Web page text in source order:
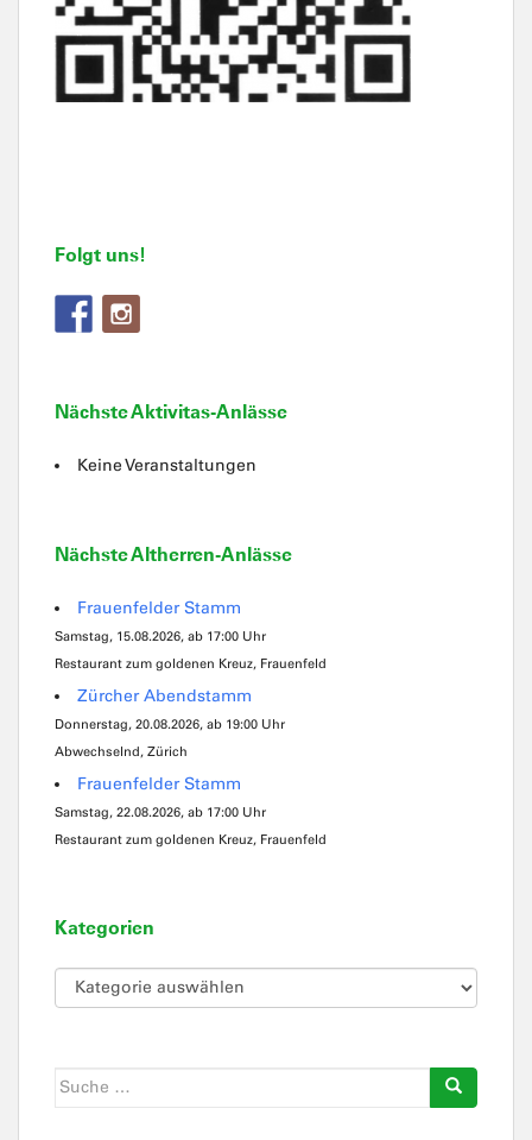
Folgt uns!
Nächste Aktivitas-Anlässe
Keine Veranstaltungen
Nächste Altherren-Anlässe
Frauenfelder Stamm
Samstag, 15.08.2026, ab 17:00 Uhr
Restaurant zum goldenen Kreuz, Frauenfeld
Zürcher Abendstamm
Donnerstag, 20.08.2026, ab 19:00 Uhr
Abwechselnd, Zürich
Frauenfelder Stamm
Samstag, 22.08.2026, ab 17:00 Uhr
Restaurant zum goldenen Kreuz, Frauenfeld
Kategorien
Kategorien
Suche